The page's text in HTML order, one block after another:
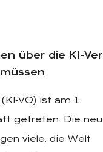
über die KI-
ist am 1.
getreten. Die
viele, die Welt